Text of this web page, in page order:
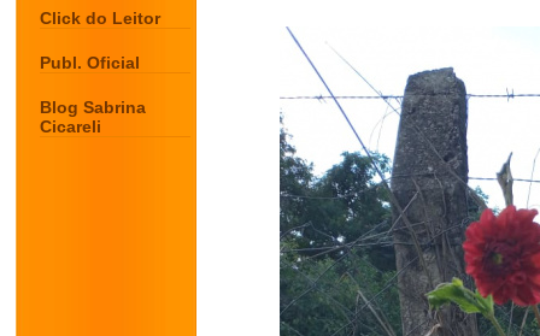
Click do Leitor
Publ. Oficial
Blog Sabrina
Cicareli